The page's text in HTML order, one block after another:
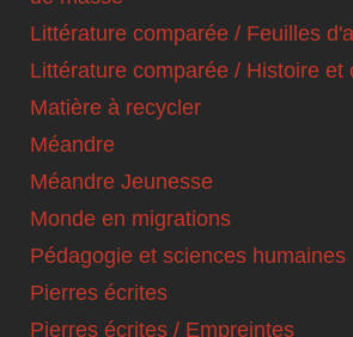
Littérature comparée / Feuilles
Littérature comparée / Histoire et
Matière à recycler
Méandre
Méandre Jeunesse
Monde en migrations
Pédagogie et sciences humaines
Pierres écrites
Pierres écrites / Empreintes